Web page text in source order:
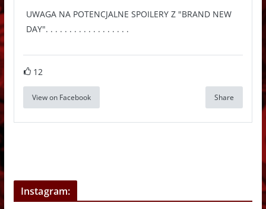
UWAGA NA POTENCJALNE SPOILERY Z "BRAND NEW
DAY". . . . . . . . . . . . . . . . . .
12
View on Facebook Share
Instagram: